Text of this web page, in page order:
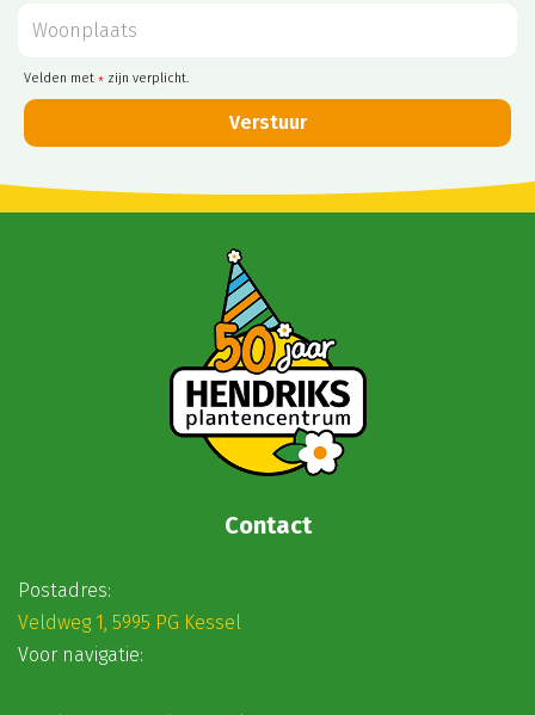
Velden met * zijn verplicht.
Contact
Postadres:
Veldweg 1, 5995 PG Kessel
Voor navigatie: